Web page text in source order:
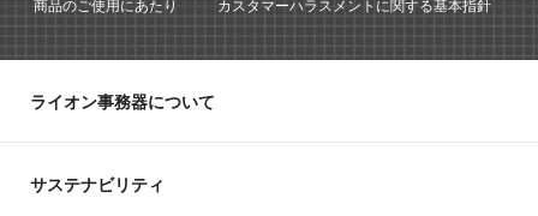
商品のご使用にあたり
カスタマーハラスメントに関する基本指針
ライオン事務器について
サステナビリティ